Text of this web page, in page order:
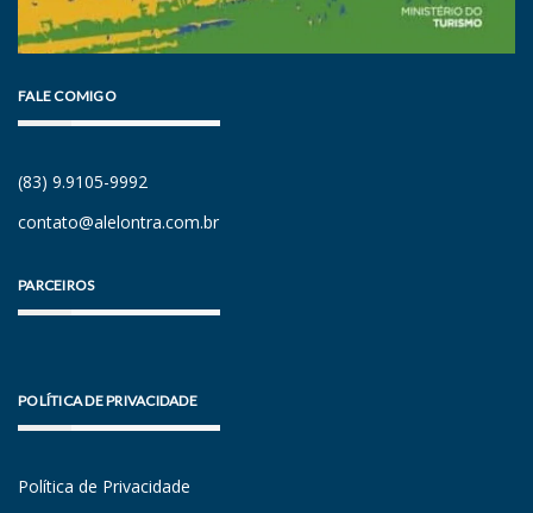
FALE COMIGO
(83) 9.9105-9992
contato@alelontra.com.br
PARCEIROS
POLÍTICA DE PRIVACIDADE
Política de Privacidade